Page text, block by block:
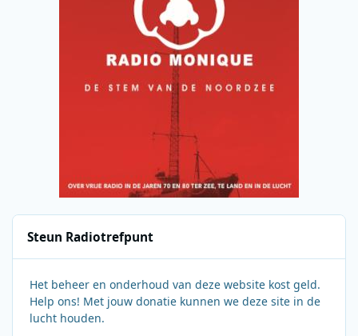
Steun Radiotrefpunt
Het beheer en onderhoud van deze website kost geld.
Help ons! Met jouw donatie kunnen we deze site in de
lucht houden.